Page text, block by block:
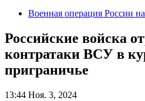
Военная операция России
Российские войска
контратаки ВСУ в
приграничье
13:44 Ноя. 3, 2024